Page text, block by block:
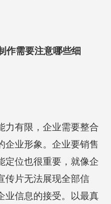
作需要注意哪些细
力有限，企业需要整合
企业形象。企业要销售
定位也很重要，就像企
传片无法展现全部信
业信息的接受。以最真